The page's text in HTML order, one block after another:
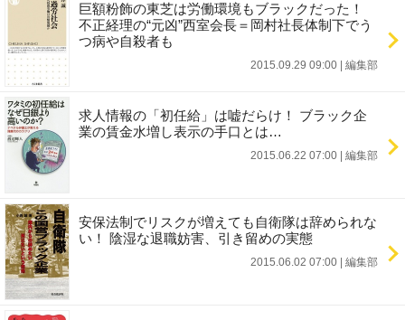
巨額粉飾の東芝は労働環境もブラックだった！
不正経理の“元凶”西室会長＝岡村社長体制下でう
つ病や自殺者も
2015.09.29 09:00 編集部
求人情報の「初任給」は嘘だらけ！ ブラック企
業の賃金水増し表示の手口とは…
2015.06.22 07:00 編集部
安保法制でリスクが増えても自衛隊は辞められな
い！ 陰湿な退職妨害、引き留めの実態
2015.06.02 07:00 編集部